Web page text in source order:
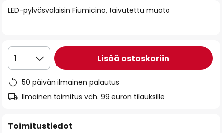
of
gallery
LED-pylväsvalaisin Fiumicino, taivutettu muoto
1 Lisää ostoskoriin
50 päivän ilmainen palautus
Ilmainen toimitus väh. 99 euron tilauksille
Toimitustiedot